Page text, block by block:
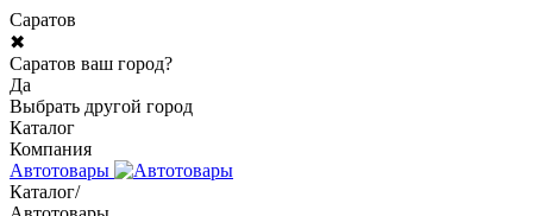
Саратов
✖
Саратов ваш город?
Да
Выбрать другой город
Каталог
Компания
Автотовары
Каталог/